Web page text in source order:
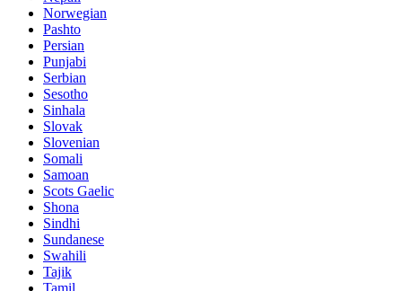
Norwegian
Pashto
Persian
Punjabi
Serbian
Sesotho
Sinhala
Slovak
Slovenian
Somali
Samoan
Scots Gaelic
Shona
Sindhi
Sundanese
Swahili
Tajik
Tamil